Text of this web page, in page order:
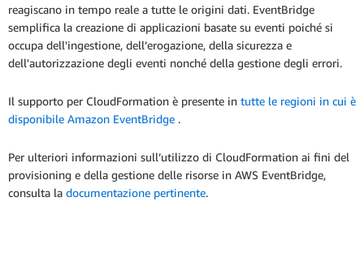
reagiscano in tempo reale a tutte le origini dati. EventBridge
semplifica la creazione di applicazioni basate su eventi poiché si
occupa dell'ingestione, dell’erogazione, della sicurezza e
dell'autorizzazione degli eventi nonché della gestione degli errori.
Il supporto per CloudFormation è presente in tutte le regioni in cui è
disponibile Amazon EventBridge .
Per ulteriori informazioni sull’utilizzo di CloudFormation ai fini del
provisioning e della gestione delle risorse in AWS EventBridge,
consulta la documentazione pertinente.